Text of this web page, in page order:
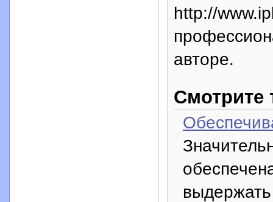
http://
авторе.
Смотрите